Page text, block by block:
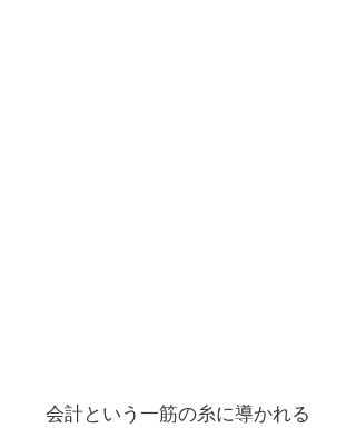
会計という一筋の糸に導かれる